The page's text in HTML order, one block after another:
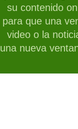
su contenido
para que una
video o la
una nueva